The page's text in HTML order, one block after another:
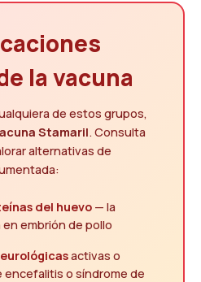
la vacuna
de estos grupos,
Stamaril. Consulta
alternativas de
del huevo — la
embrión de pollo
activas o
o síndrome de